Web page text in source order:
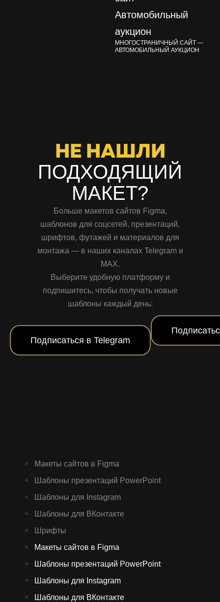
МНОГОСТРАНИЧНЫЙ САЙТ —
АВТОМОБИЛЬНЫЙ АУКЦИОН
НЕ НАШЛИ
ПОДХОДЯЩИЙ
МАКЕТ?
Больше макетов сайтов Figma,
шаблонов для соцсетей, презентаций,
шрифтов, футажей и материалов для
монтажа — в наших каналах Telegram и
MAX.
Выберите удобную платформу и
подпишитесь, чтобы получать новые
шаблоны каждый день:
Подписаться в Telegram
Макеты сайтов в Figma
Шаблоны презентаций PowerPoint
Шаблоны для Instagram
Шаблоны для ВКонтакте
Шрифты
Макеты сайтов в Figma
Шаблоны презентаций PowerPoint
Шаблоны для Instagram
Шаблоны для ВКонтакте